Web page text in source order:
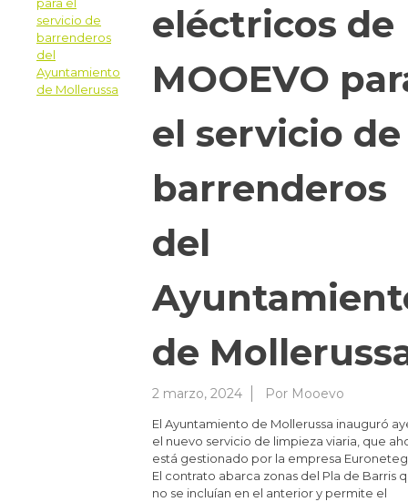
eléctricos de
MOOEVO
el servicio de
barrenderos
del
de
2 marzo, 2024 Por Mooevo
El Ayuntamiento de Mollerussa inauguró
el nuevo servicio de limpieza viaria, que
está gestionado por la empresa
El contrato abarca zonas del Pla de Barris
no se incluían en el anterior y permite el